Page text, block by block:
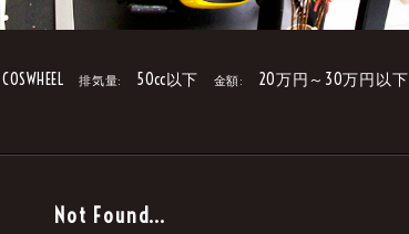
COSWHEEL 排気量: 50cc以下 金額: 20万円～30万円以下
Not Found...